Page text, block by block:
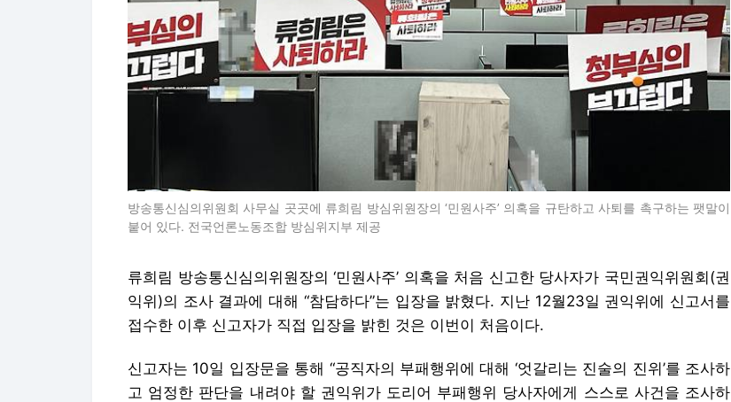
방송통신심의위원회 사무실 곳곳에 류희림 방심위원장의 ‘민원사주’ 의혹을 규탄하고 사퇴를 촉구하는 팻말이
붙어 있다. 전국언론노동조합 방심위지부 제공
류희림 방송통신심의위원장의 ‘민원사주’ 의혹을 처음 신고한 당사자가 국민권익위원회(권
익위)의 조사 결과에 대해 “참담하다”는 입장을 밝혔다. 지난 12월23일 권익위에 신고서를
접수한 이후 신고자가 직접 입장을 밝힌 것은 이번이 처음이다.
신고자는 10일 입장문을 통해 “공직자의 부패행위에 대해 ‘엇갈리는 진술의 진위’를 조사하
고 엄정한 판단을 내려야 할 권익위가 도리어 부패행위 당사자에게 스스로 사건을 조사하